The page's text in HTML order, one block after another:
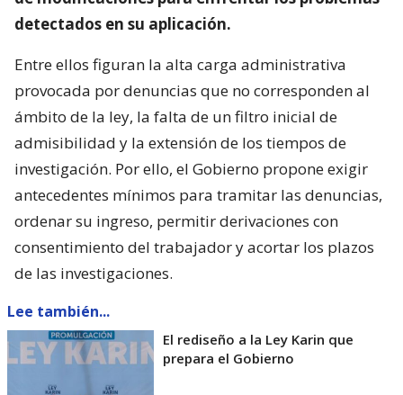
detectados en su aplicación.
Entre ellos figuran la alta carga administrativa
provocada por denuncias que no corresponden al
ámbito de la ley, la falta de un filtro inicial de
admisibilidad y la extensión de los tiempos de
investigación. Por ello, el Gobierno propone exigir
antecedentes mínimos para tramitar las denuncias,
ordenar su ingreso, permitir derivaciones con
consentimiento del trabajador y acortar los plazos
de las investigaciones.
Lee también...
El rediseño a la Ley Karin que
prepara el Gobierno